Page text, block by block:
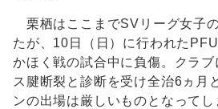
栗栖はここまでSVリーグ女子
たが、10日（日）に行われた
かほく戦の試合中に負傷。クラ
ス腱断裂と診断を受け全治6ヵ月
ンの出場は厳しいものとなって